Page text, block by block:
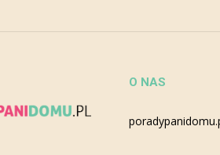
O NAS